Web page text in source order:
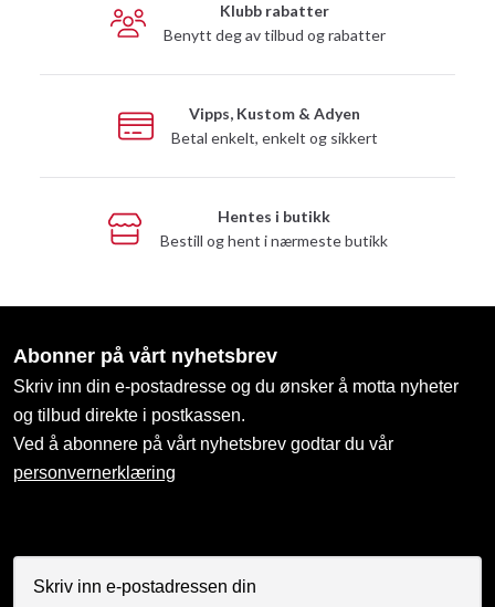
Klubb rabatter
Benytt deg av tilbud og rabatter
Vipps, Kustom & Adyen
Betal enkelt, enkelt og sikkert
Hentes i butikk
Bestill og hent i nærmeste butikk
Abonner på vårt nyhetsbrev
Skriv inn din e-postadresse og du ønsker å motta nyheter
og tilbud direkte i postkassen.
Ved å abonnere på vårt nyhetsbrev godtar du vår
personvernerklæring